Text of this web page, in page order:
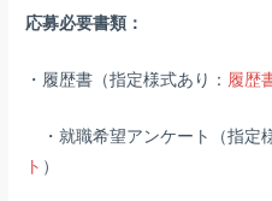
応募必要書類：
・履歴書（指定様式あり： 履歴
・就職希望アンケート（指定
ト ）